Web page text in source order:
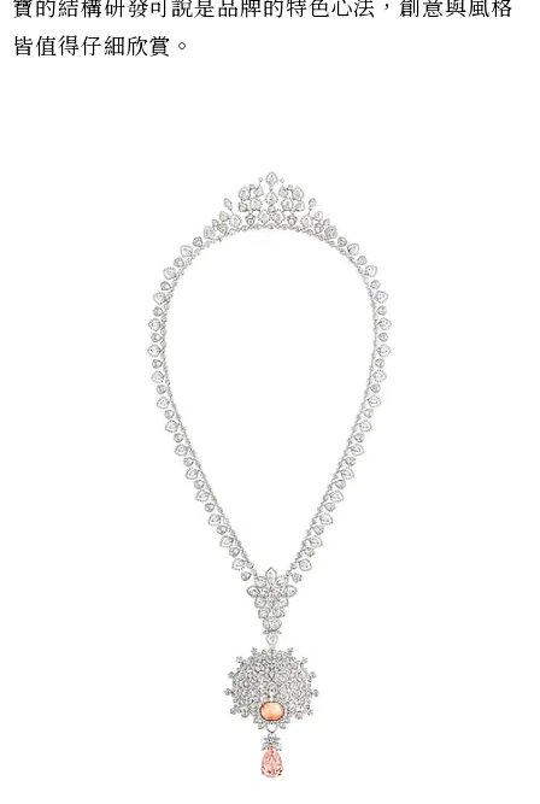
寶的結構研發可說是品牌的特色心法，創意與風格
皆值得仔細欣賞。